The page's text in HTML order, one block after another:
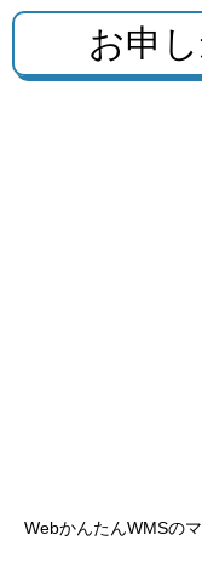
お申
WebかんたんWMSの